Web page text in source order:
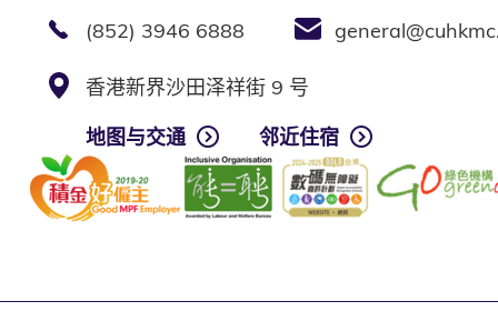
(852) 3946 6888
香港新界沙田泽祥街 9 号
地图与交通
邻近住宿